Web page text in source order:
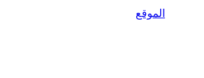
الموقع